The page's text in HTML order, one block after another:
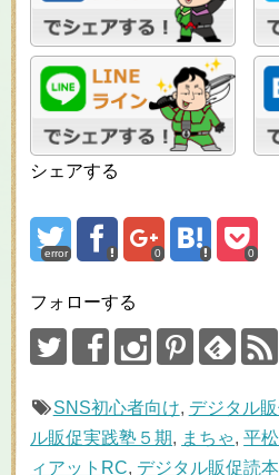
シェアする
error 0 0
フォローする
SNS初心者向け, デジタル
ル販促実践塾５期, まちゃ,平
ィアットRC, デジタル販促読本